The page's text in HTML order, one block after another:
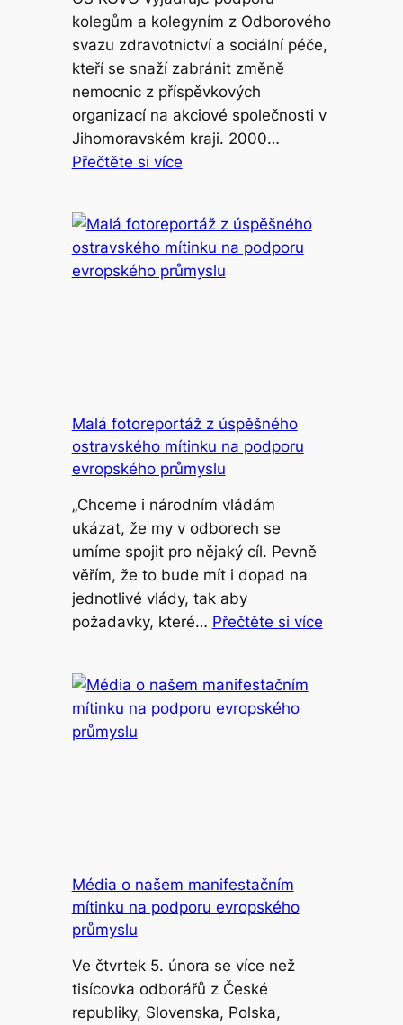
kolegům a kolegyním z Odborového
svazu zdravotnictví a sociální péče,
kteří se snaží zabránit změně
nemocnic z příspěvkových
organizací na akciové společnosti v
Jihomoravském kraji. 2000…
Přečtěte si více
Malá fotoreportáž z úspěšného
ostravského mítinku na podporu
evropského průmyslu
„Chceme i národním vládám
ukázat, že my v odborech se
umíme spojit pro nějaký cíl. Pevně
věřím, že to bude mít i dopad na
jednotlivé vlády, tak aby
požadavky, které… Přečtěte si více
Média o našem manifestačním
mítinku na podporu evropského
průmyslu
Ve čtvrtek 5. února se více než
tisícovka odborářů z České
republiky, Slovenska, Polska,